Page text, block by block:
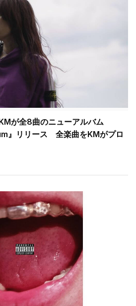
が全8曲のニューアルバム
』リリース 全楽曲をKMがプロ